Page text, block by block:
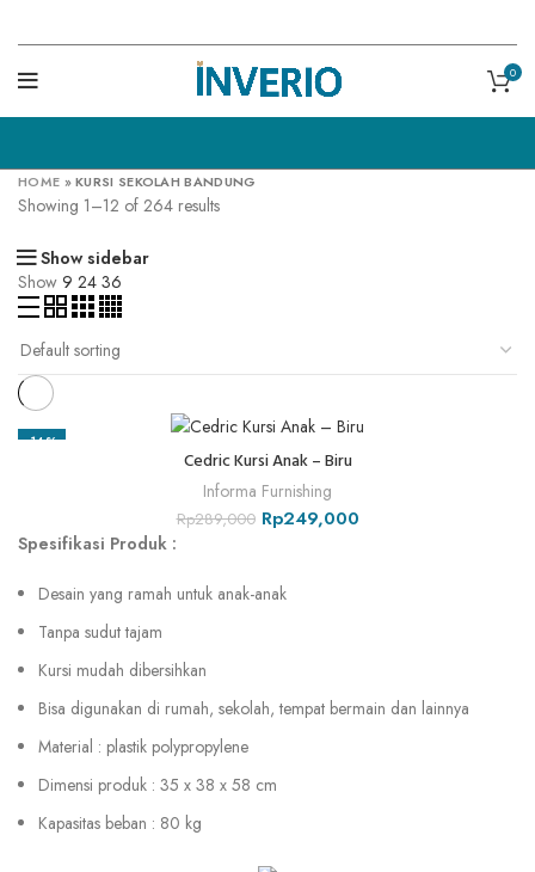
0
HOME »KURSI SEKOLAH BANDUNG
Showing 1–12 of 264 results
Show sidebar
Show 9 24 36
-14%
Cedric Kursi Anak – Biru
Informa Furnishing
Rp289,000 Rp249,000
Spesifikasi Produk :
Desain yang ramah untuk anak-anak
Tanpa sudut tajam
Kursi mudah dibersihkan
Bisa digunakan di rumah, sekolah, tempat bermain dan lainnya
Material : plastik polypropylene
Dimensi produk : 35 x 38 x 58 cm
Kapasitas beban : 80 kg